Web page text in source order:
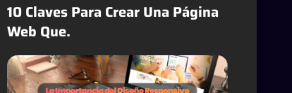
10 Claves Para Crear Una Página
Web Que.